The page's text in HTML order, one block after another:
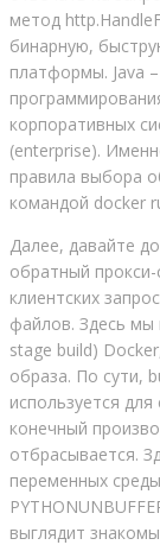
метод
бинарную,
платформы. Java
корпоративных
(enterprise).
правила выбора
командой docker
Далее, давайте
обратный
клиентских
файлов. Здесь мы
stage build)
образа. По сути,
используется
конечный
отбрасывается.
переменных
выглядит